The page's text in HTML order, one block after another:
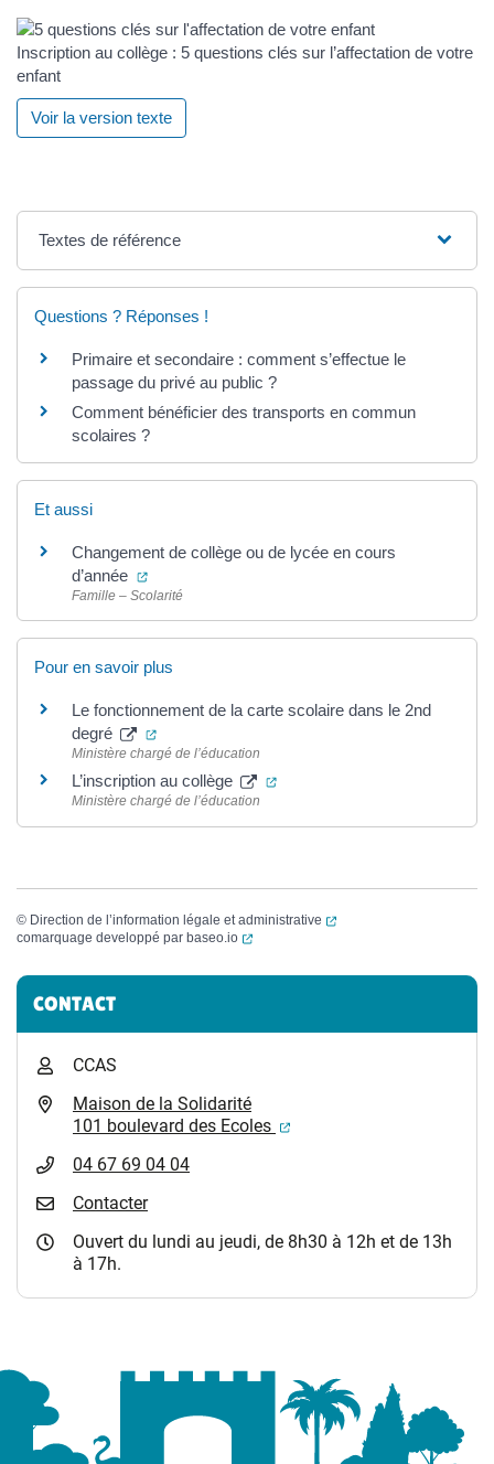
Inscription au collège : 5 questions clés sur l’affectation de votre
enfant
Voir la version texte
Textes de référence
Questions ? Réponses !
Primaire et secondaire : comment s’effectue le
passage du privé au public ?
Comment bénéficier des transports en commun
scolaires ?
Et aussi
Changement de collège ou de lycée en cours
d’année
(ouverture dans un nouvel onglet)
Famille – Scolarité
Pour en savoir plus
Le fonctionnement de la carte scolaire dans le 2nd
degré
(ouverture dans un nouvel onglet)
Ministère chargé de l’éducation
L’inscription au collège (ouverture dans un nouvel
Ministère chargé de l’éducation
© Direction de l’information légale et administrative
(ouverture dans un
comarquage developpé par baseo.io (ouverture dans un nouvel onglet)
Informations complémentaires
CONTACT
CCAS
Maison de la Solidarité
101 boulevard des Ecoles
(ouverture dans un
04 67 69 04 04
Contacter
Ouvert du lundi au jeudi, de 8h30 à 12h et de 13h
à 17h.